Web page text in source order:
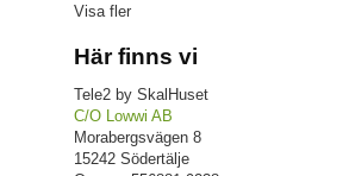
Visa fler
Här finns vi
Tele2 by SkalHuset
C/O Lowwi AB
Morabergsvägen 8
15242 Södertälje